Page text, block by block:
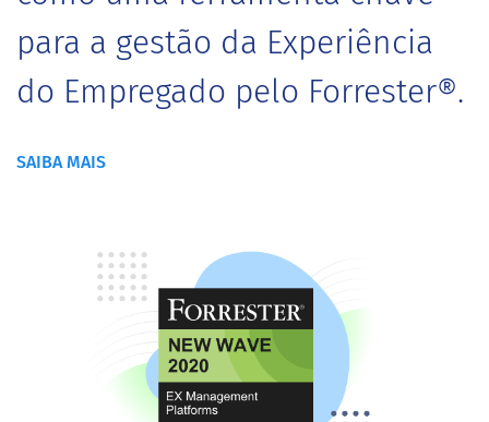
para a gestão da Experiência
do Empregado pelo Forrester®.
SAIBA MAIS